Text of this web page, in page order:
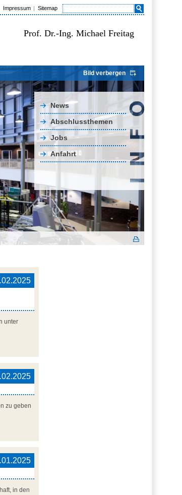
Impressum Sitemap
Prof. Dr.-Ing. Michael Freitag
Bild verbergen
News
Abschlussthemen
Jobs
Anfahrt
unter
zu geben
in den